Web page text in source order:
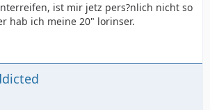
ist mir jetz pers?nlich nicht so
hab ich meine 20" lorinser.